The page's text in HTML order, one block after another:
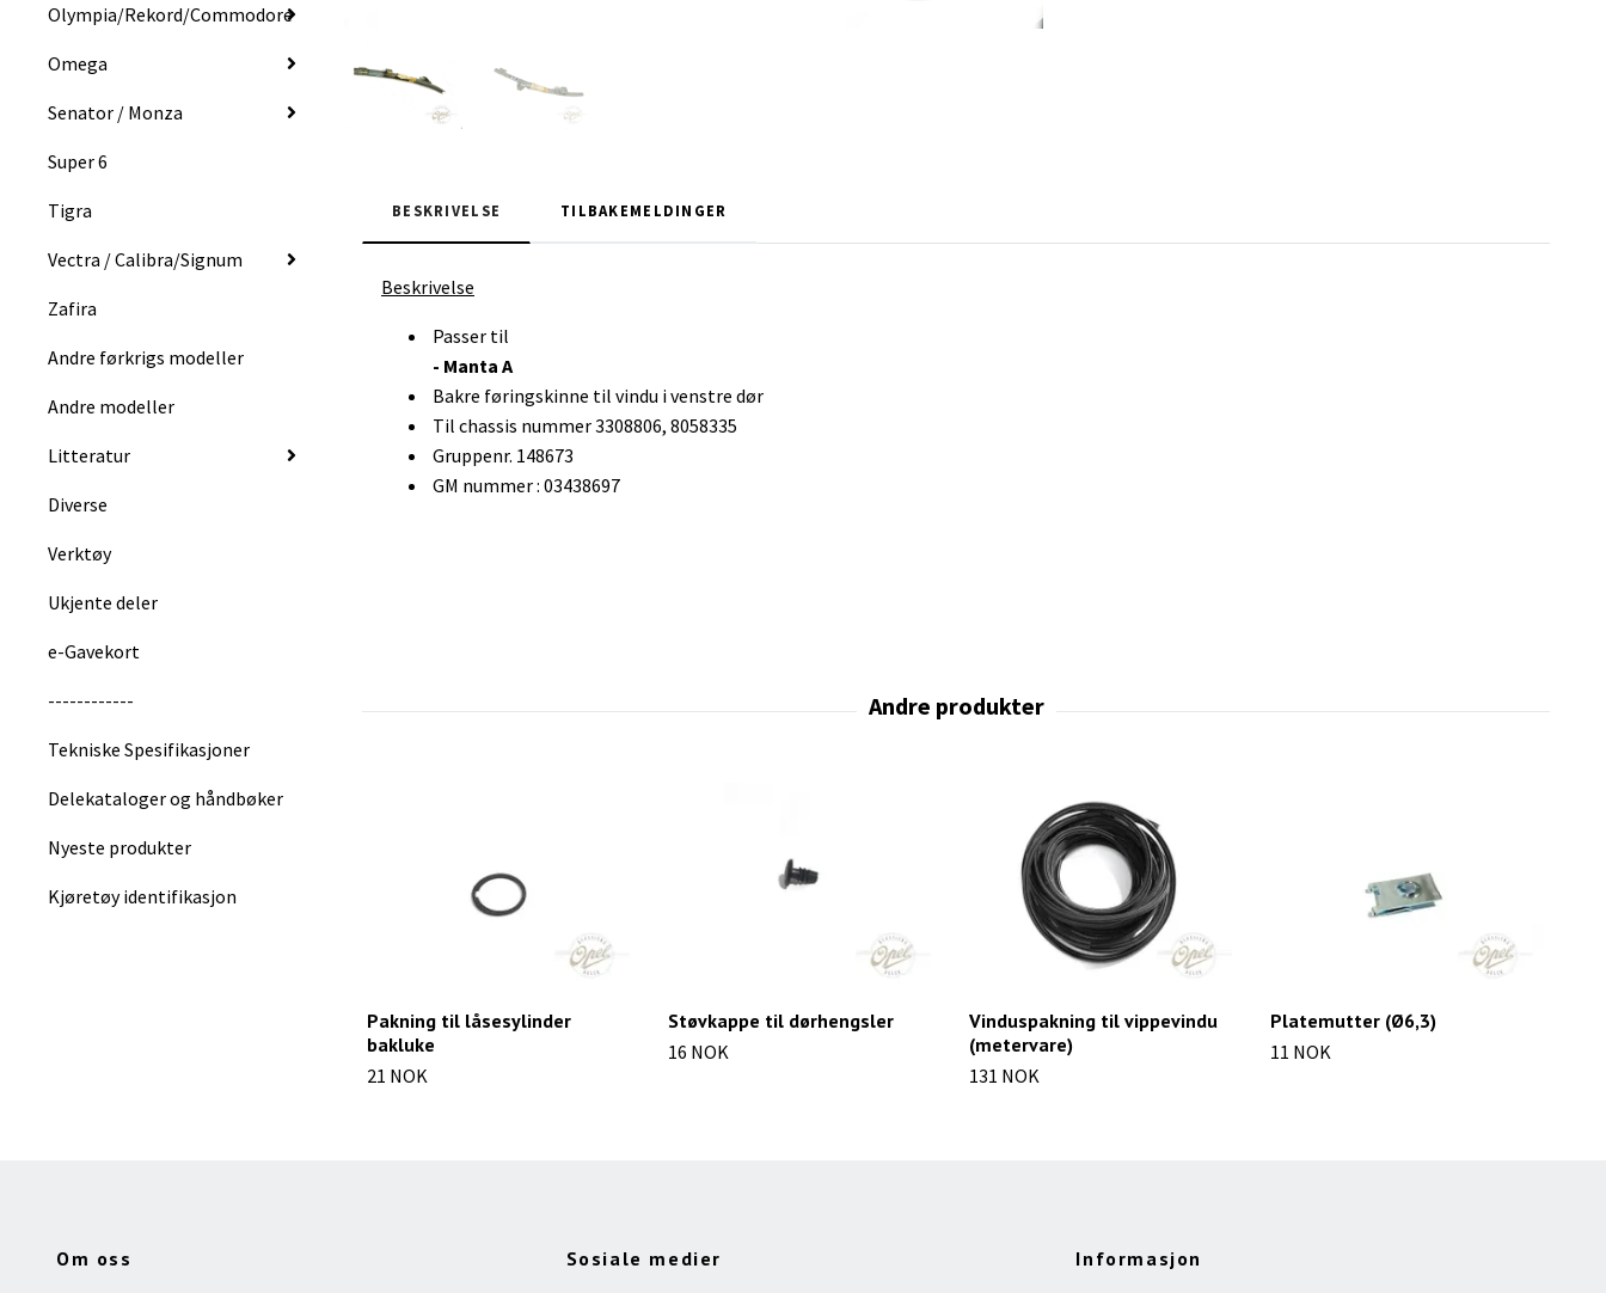
Olympia/Rekord/Commodore
Omega
Senator / Monza
Super 6
Tigra
Vectra / Calibra/Signum
Zafira
Andre førkrigs modeller
Andre modeller
Litteratur
Diverse
Verktøy
Ukjente deler
e-Gavekort
------------
Tekniske Spesifikasjoner
Delekataloger og håndbøker
Nyeste produkter
Kjøretøy identifikasjon
BESKRIVELSE TILBAKEMELDINGER
Beskrivelse
Passer til
- Manta A
Bakre føringskinne til vindu i venstre dør
Til chassis nummer 3308806, 8058335
Gruppenr. 148673
GM nummer : 03438697
Pakning til låsesylinder
bakluke
21 NOK
Støvkappe til dørhengsler
16 NOK
Vinduspakning til vippevindu
(metervare)
131 NOK
Platemutter (Ø6,3)
11 NOK
Om oss Sosiale medier Informasjon